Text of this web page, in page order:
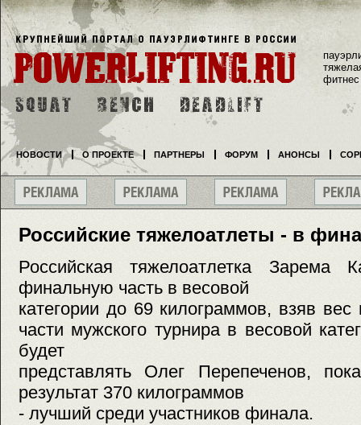
Российские тяжелоатлеты - в
Российская тяжелоатлетка Зарема
финальную часть в весовой
категории до 69 килограммов, взяв
части мужского турнира в весовой
будет
представлять Олег Перепеченов,
результат 370 килограммов
- лучший среди участников финала.
фитнес
НОВОСТИ О ПРОЕКТЕ ПАРТНЕРЫ ФОРУМ АНОНСЫ